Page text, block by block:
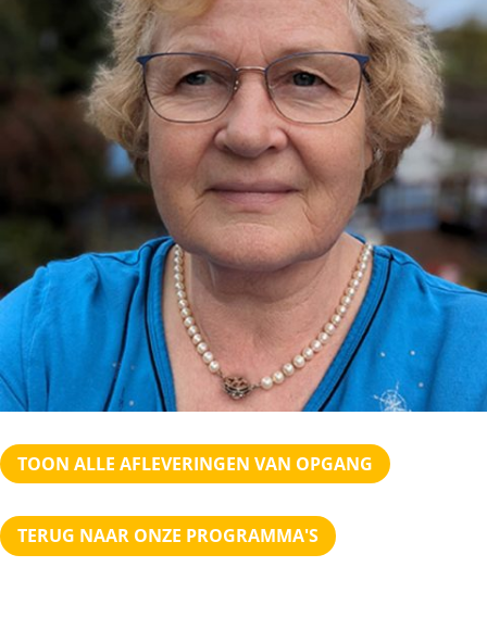
TOON ALLE AFLEVERINGEN VAN OPGANG
TERUG NAAR ONZE PROGRAMMA'S